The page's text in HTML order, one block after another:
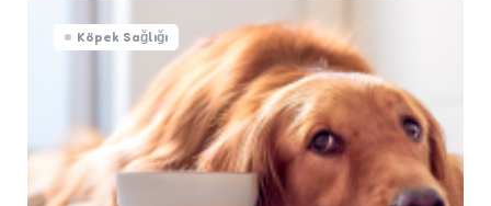
Köpek Sağlığı